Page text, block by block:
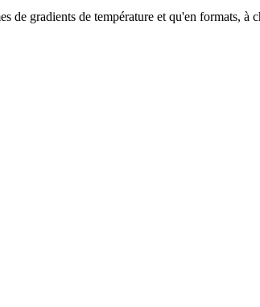
de gradients de température et qu'en formats, à